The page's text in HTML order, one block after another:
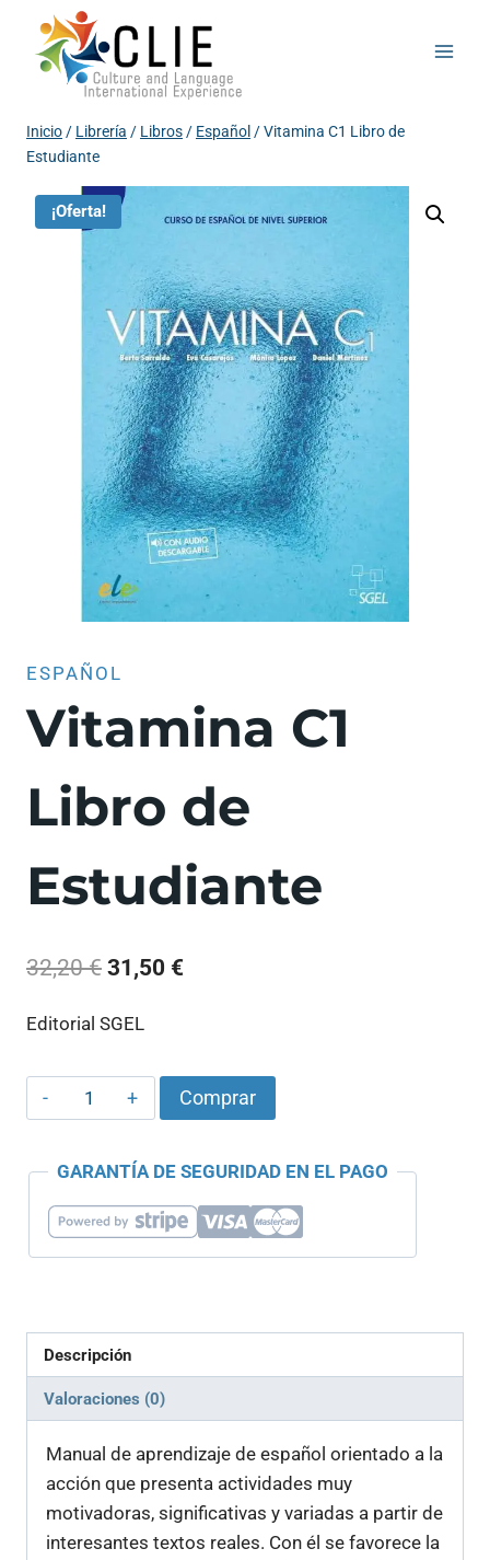
contenido
Inicio/ Librería / Libros/ Español /Vitamina C1 Libro de
Estudiante
¡Oferta!
ESPAÑOL
Vitamina C1
Libro de
Estudiante
32,20€ El
era:
32,20 €.
31,50 €
es:
31,50 €.
Editorial SGEL
Vitamina
C1
de
Estudiante
cantidad
Comprar
GARANTÍA DE SEGURIDAD EN EL PAGO
Descripción
Valoraciones (0)
Manual de aprendizaje de español orientado a la
acción que presenta actividades muy
motivadoras, significativas y variadas a partir de
interesantes textos reales. Con él se favorece la